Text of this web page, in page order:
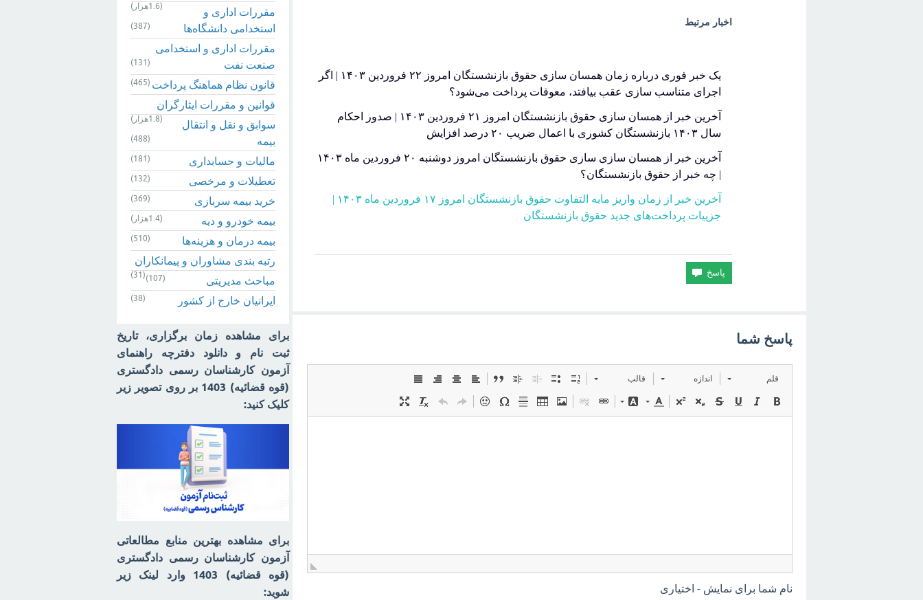
اخبار مرتبط
یک خبر فوری درباره زمان همسان‌ سازی حقوق بازنشستگان امروز ۲۲ فروردین ۱۴۰۳ | اگر
اجرای متناسب سازی عقب بیافتد، معوقات پرداخت می‌شود؟
آخرین خبر از همسان سازی حقوق بازنشستگان امروز ۲۱ فروردین ۱۴۰۳ | صدور احکام
سال ۱۴۰۳ بازنشستگان کشوری با اعمال ضریب ۲۰ درصد افزایش
آخرین خبر از همسان سازی سازی حقوق بازنشستگان امروز دوشنبه ۲۰ فروردین ماه ۱۴۰۳
| چه خبر از حقوق بازنشستگان؟
آخرین خبر از زمان واریز مابه التفاوت حقوق بازنشستگان امروز ۱۷ فروردین ماه ۱۴۰۳ |
جزییات پرداخت‌های جدید حقوق بازنشستگان
پاسخ شما
قلم اندازه قالب
نام شما برای نمایش - اختیاری
(1.6هزار)
مقررات اداری و
استخدامی دانشگاه‌ها
(387)
مقررات اداری و استخدامی
صنعت نفت
(131)
قانون نظام هماهنگ پرداخت (465)
قوانین و مقررات ایثارگران
(1.8هزار)
سوابق و نقل و انتقال
بیمه‌
(488)
مالیات و حسابداری (181)
تعطیلات و مرخصی (132)
خرید بیمه سربازی (369)
بیمه خودرو و دیه (1.4هزار)
بیمه درمان و هزینه‌ها (510)
رتبه بندی مشاوران و پیمانکاران
(31) مباحث مدیریتی (107)
ایرانیان خارج از کشور (38)
برای مشاهده زمان برگزاری، تاریخ
ثبت نام و دانلود دفترچه راهنمای
آزمون کارشناسان رسمی دادگستری
(قوه قضائیه) 1403 بر روی تصویر زیر
کلیک کنید:
برای مشاهده بهترین منابع مطالعاتی
آزمون کارشناسان رسمی دادگستری
(قوه قضائیه) 1403 وارد لینک زیر
شوید: